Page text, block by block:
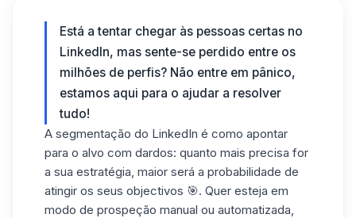
Está a tentar chegar às pessoas certas no
LinkedIn, mas sente-se perdido entre os
milhões de perfis? Não entre em pânico,
estamos aqui para o ajudar a resolver
tudo!
A segmentação do LinkedIn é como apontar
para o alvo com dardos: quanto mais precisa for
a sua estratégia, maior será a probabilidade de
atingir os seus objectivos 🎯. Quer esteja em
modo de prospeção manual ou automatizada,